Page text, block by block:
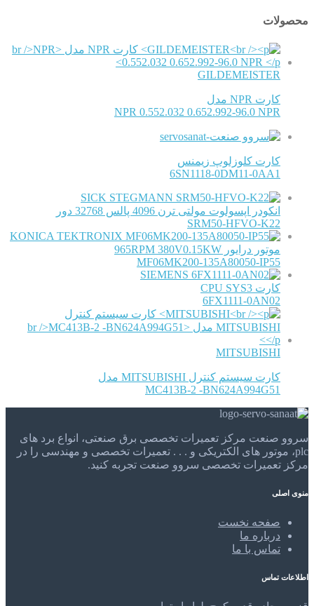
محصولات
GILDEMEISTER
کارت NPR مدل
NPR 0.552.032 0.652.992-96.0 NPR
کارت کلوزلوپ زیمنس
6SN1118-0DM11-0AA1
SICK STEGMANN
انکودر اپسولوت مولتی ترن 4096 پالس 32768 دور
SRM50-HFVO-K22
KONICA TEKTRONIX
موتور درایور 965RPM 380V0.15KW
MF06MK200-135A80050-IP55
SIEMENS
کارت CPU SYS3
6FX1111-0AN02
MITSUBISHI
کارت سیستم کنترل MITSUBISHI مدل
MC413B-2 -BN624A994G51
سروو صنعت مرکز تعمیرات تخصصی برق صنعتی، انواع برد های
plc، موتور های الکتریکی و . . . تعمیرات تخصصی و مهندسی را در
مرکز تعمیرات تخصصی سروو صنعت تجربه کنید.
منوی اصلی
صفحه نخست
درباره ما
تماس با ما
اطلاعات تماس